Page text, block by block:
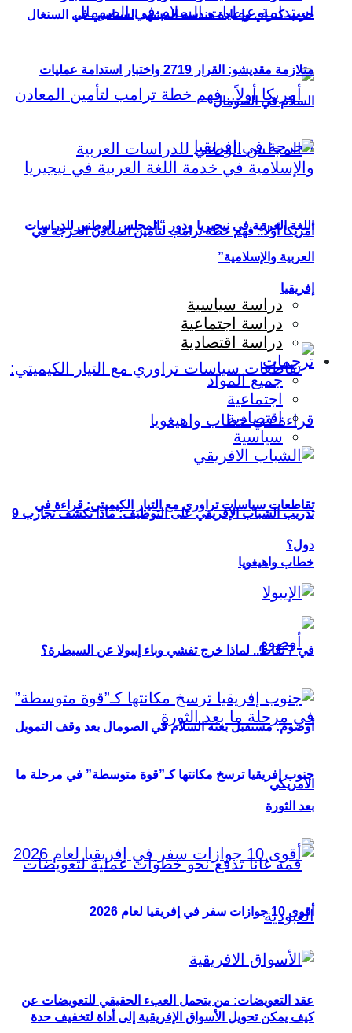
حزب كيراي وإعادة هندسة المشهد السياسي في السنغال
أمريكا أولاً.. فهم خطة ترامب لتأمين المعادن الحرجة في
إفريقيا
تقاطعات سياسات تراوري مع التيار الكيميتي: قراءة في
خطاب واهيغويا
أوصوم: مستقبل بعثة السلام في الصومال بعد وقف التمويل
الأمريكي
عقد التعويضات: من يتحمل العبء الحقيقي للتعويضات عن
متلازمة مقديشو: القرار 2719 واختبار استدامة عمليات
السلام في الصومال
اللغة العربية في نيجيريا ودور “المجلس الوطني للدراسات
العربية والإسلامية”
دراسة سياسية
دراسة اجتماعية
دراسة اقتصادية
ترجمات
جميع المواد
اجتماعية
اقتصادية
سياسية
تدريب الشباب الإفريقي على التوظيف: ماذا تكشف تجارب 9
دول؟
في 7 نقاط.. لماذا خرج تفشي وباء إيبولا عن السيطرة؟
جنوب إفريقيا ترسخ مكانتها كـ”قوة متوسطة” في مرحلة ما
بعد الثورة
أقوى 10 جوازات سفر في إفريقيا لعام 2026
كيف يمكن تحويل الأسواق الإفريقية إلى أداة لتخفيف حدة